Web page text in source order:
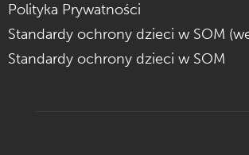
Polityka Prywatności
Standardy ochrony dzieci w SOM
Standardy ochrony dzieci w SOM